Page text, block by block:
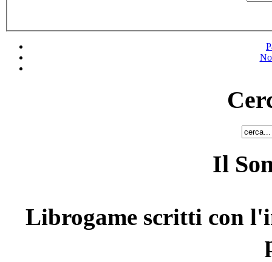
Il
Librogame scritti con